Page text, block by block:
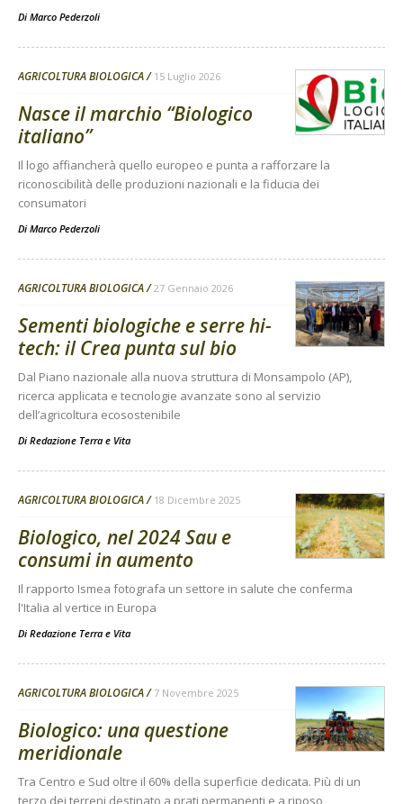
Di Marco Pederzoli
AGRICOLTURA BIOLOGICA 15 Luglio 2026
Nasce il marchio “Biologico
italiano”
Il logo affiancherà quello europeo e punta a rafforzare la
riconoscibilità delle produzioni nazionali e la fiducia dei
consumatori
Di Marco Pederzoli
AGRICOLTURA BIOLOGICA 27 Gennaio 2026
Sementi biologiche e serre hi-
tech: il Crea punta sul bio
Dal Piano nazionale alla nuova struttura di Monsampolo (AP),
ricerca applicata e tecnologie avanzate sono al servizio
dell’agricoltura ecosostenibile
Di Redazione Terra e Vita
AGRICOLTURA BIOLOGICA 18 Dicembre 2025
Biologico, nel 2024 Sau e
consumi in aumento
Il rapporto Ismea fotografa un settore in salute che conferma
l'Italia al vertice in Europa
Di Redazione Terra e Vita
AGRICOLTURA BIOLOGICA 7 Novembre 2025
Biologico: una questione
meridionale
Tra Centro e Sud oltre il 60% della superficie dedicata. Più di un
terzo dei terreni destinato a prati permanenti e a riposo